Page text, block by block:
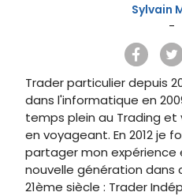
Sylvain
-
Trader particulier depuis
dans l'informatique en
temps plein au Trading
en voyageant. En 2012 je
partager mon
nouvelle génération dans
21ème siècle : Trader